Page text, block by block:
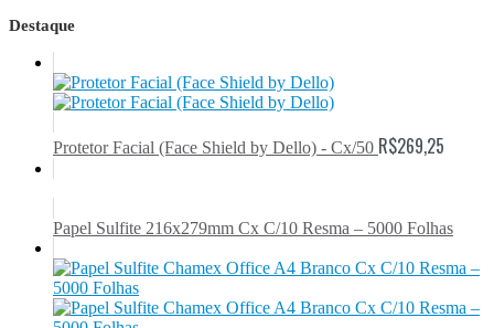
Destaque
Protetor Facial (Face Shield by Dello) - Cx/50 R$269,25
Papel Sulfite 216x279mm Cx C/10 Resma – 5000 Folhas